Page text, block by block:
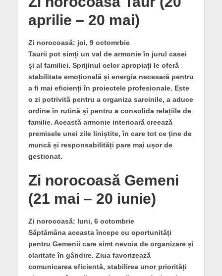
aprilie – 20 mai)
Zi norocoasă: joi, 9 octomrbie
Taurii pot simți un val de armonie în jurul casei
și al familiei. Sprijinul celor apropiați le oferă
stabilitate emoțională și energia necesară pentru
a fi mai eficienți în proiectele profesionale. Este
o zi potrivită pentru a organiza sarcinile, a aduce
ordine în rutină și pentru a consolida relațiile de
familie. Această armonie interioară creează
premisele unei zile liniștite, în care tot ce ține de
muncă și responsabilități pare mai ușor de
gestionat.
Zi norocoasă Gemeni
(21 mai – 20 iunie)
Zi norocoasă: luni, 6 octombrie
Săptămâna aceasta începe cu oportunități
pentru Gemenii care simt nevoia de organizare și
claritate în gândire. Ziua favorizează
comunicarea eficientă, stabilirea unor priorități